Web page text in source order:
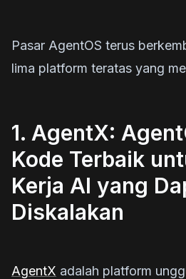
Pasar AgentOS terus
lima platform teratas yang
1. AgentX:
Kode Terbaik
Kerja AI yang
Diskalakan
AgentX adalah platform